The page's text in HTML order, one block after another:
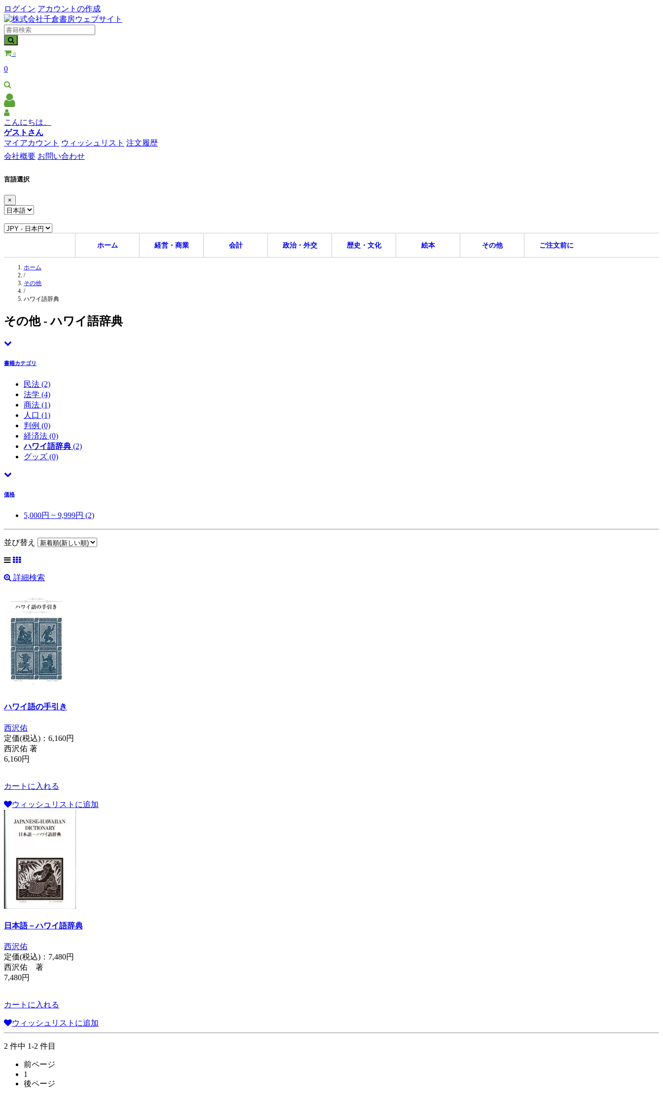
ログイン アカウントの作成
0
0
こんにちは、
ゲストさん
マイアカウント ウィッシュリスト 注文履歴
会社概要 お問い合わせ
言語選択
×
ホーム 経営・商業 会計 政治・外交 歴史・文化 絵本 その他 ご注文前に
ホーム
/
その他
/
ハワイ語辞典
その他 - ハワイ語辞典
書籍カテゴリ
民法 (2)
法学 (4)
商法 (1)
人口 (1)
判例 (0)
経済法 (0)
ハワイ語辞典 (2)
グッズ (0)
価格
5,000円 ~ 9,999円 (2)
並び替え
詳細検索
ハワイ語の手引き
西沢佑
定価(税込)： 6,160円
西沢佑 著
6,160円
カートに入れる
ウィッシュリストに追加
日本語－ハワイ語辞典
西沢佑
定価(税込)： 7,480円
西沢佑 著
7,480円
カートに入れる
ウィッシュリストに追加
2 件中 1-2 件目
前ページ
1
後ページ